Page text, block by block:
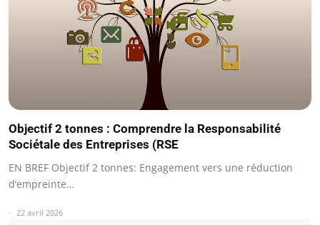
Objectif 2 tonnes : Comprendre la Responsabilité
Sociétale des Entreprises (RSE
EN BREF Objectif 2 tonnes: Engagement vers une réduction
d’empreinte…
22 avril 2026